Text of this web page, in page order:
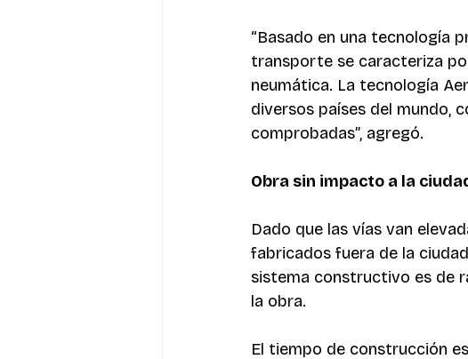
“Basado en una tecnología
transporte se caracteriza
neumática. La tecnología
diversos países del mundo,
comprobadas”, agregó.
Obra sin impacto a la
Dado que las vías van
fabricados fuera de la
sistema constructivo es de
la obra.
El tiempo de construcción